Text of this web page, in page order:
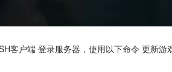
客户端 登录服务器，使用以下命令 更新游